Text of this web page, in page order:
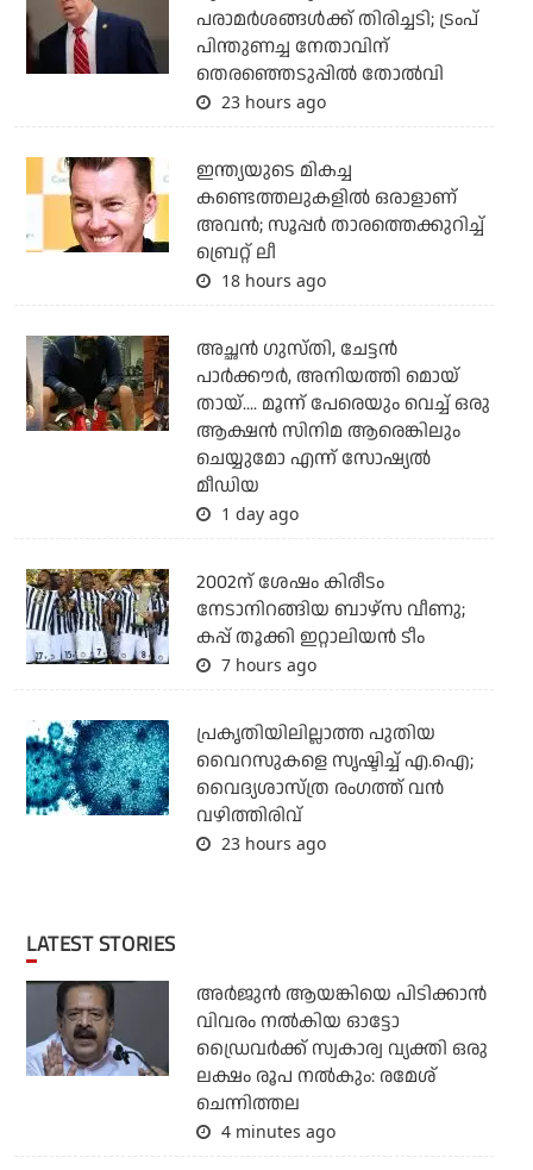
പരാമര്‍ശങ്ങള്‍ക്ക് തിരിച്ചടി; ട്രംപ്
പിന്തുണച്ച നേതാവിന്
തെരഞ്ഞെടുപ്പില്‍ തോല്‍വി
23 hours ago
ഇന്ത്യയുടെ മികച്ച
കണ്ടെത്തലുകളില്‍ ഒരാളാണ്
അവന്‍; സൂപ്പര്‍ താരത്തെക്കുറിച്ച്
ബ്രെറ്റ് ലീ
18 hours ago
അച്ഛന്‍ ഗുസ്തി, ചേട്ടന്‍
പാര്‍ക്കൗര്‍, അനിയത്തി മൊയ്
തായ്.... മൂന്ന് പേരെയും വെച്ച് ഒരു
ആക്ഷന്‍ സിനിമ ആരെങ്കിലും
ചെയ്യുമോ എന്ന് സോഷ്യല്‍
മീഡിയ
1 day ago
2002ന് ശേഷം കിരീടം
നേടാനിറങ്ങിയ ബാഴ്സ വീണു;
കപ്പ് തൂക്കി ഇറ്റാലിയൻ ടീം
7 hours ago
പ്രകൃതിയിലില്ലാത്ത പുതിയ
വൈറസുകളെ സൃഷ്ടിച്ച് എ.ഐ;
വൈദ്യശാസ്ത്ര രംഗത്ത് വന്‍
വഴിത്തിരിവ്
23 hours ago
LATEST STORIES
അര്‍ജുന്‍ ആയങ്കിയെ പിടിക്കാന്‍
വിവരം നല്‍കിയ ഓട്ടോ
ഡ്രൈവര്‍ക്ക് സ്വകാര്വ വ്യക്തി ഒരു
ലക്ഷം രൂപ നല്‍കും: രമേശ്
ചെന്നിത്തല
4 minutes ago